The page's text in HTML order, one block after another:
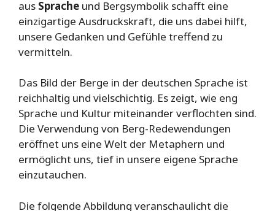
aus Sprache und Bergsymbolik schafft eine
einzigartige Ausdruckskraft, die uns dabei hilft,
unsere Gedanken und Gefühle treffend zu
vermitteln.
Das Bild der Berge in der deutschen Sprache ist
reichhaltig und vielschichtig. Es zeigt, wie eng
Sprache und Kultur miteinander verflochten sind.
Die Verwendung von Berg-Redewendungen
eröffnet uns eine Welt der Metaphern und
ermöglicht uns, tief in unsere eigene Sprache
einzutauchen.
Die folgende Abbildung veranschaulicht die